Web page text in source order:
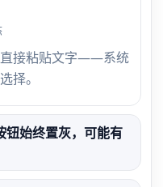
接粘贴文字——系统
择。
钮始终置灰，可能有